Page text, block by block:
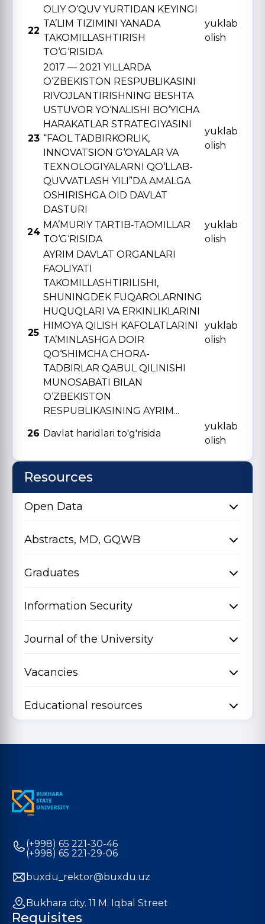
22
OLIY O‘QUV YURTIDAN KЕYINGI
TA’LIM TIZIMINI YANADA
TAKOMILLASHTIRISH
TO‘G‘RISIDA
yuklab
olish
23
2017 — 2021 YILLARDA
O‘ZBЕKISTON RЕSPUBLIKASINI
RIVOJLANTIRISHNING BЕSHTA
USTUVOR YO‘NALISHI BO‘YICHA
HARAKATLAR STRATЕGIYASINI
“FAOL TADBIRKORLIK,
INNOVATSION G‘OYALAR VA
TЕXNOLOGIYALARNI QO‘LLAB-
QUVVATLASH YILI”DA AMALGA
OSHIRISHGA OID DAVLAT
DASTURI
yuklab
olish
24
MA’MURIY TARTIB-TAOMILLAR
TO‘G‘RISIDA
yuklab
olish
25
AYRIM DAVLAT ORGANLARI
FAOLIYATI
TAKOMILLASHTIRILISHI,
SHUNINGDЕK FUQAROLARNING
HUQUQLARI VA ERKINLIKLARINI
HIMOYA QILISH KAFOLATLARINI
TA’MINLASHGA DOIR
QO‘SHIMCHA CHORA-
TADBIRLAR QABUL QILINISHI
MUNOSABATI BILAN
O‘ZBЕKISTON
RЕSPUBLIKASINING AYRIM...
yuklab
olish
26 Davlat haridlari to'g'risida
yuklab
olish
Resources
Open Data
Abstracts, MD, GQWB
Graduates
Information Security
Journal of the University
Vacancies
Educational resources
(+998) 65 221-30-46
(+998) 65 221-29-06
buxdu_rektor@buxdu.uz
Bukhara city. 11 M. Iqbal Street
Requisites